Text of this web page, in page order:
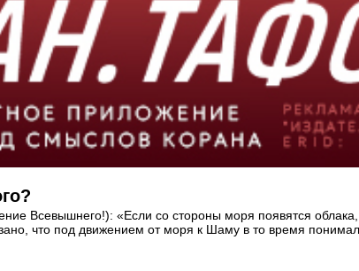
Всевышнего!): «Если со стороны моря появятся облака,
что под движением от моря к Шаму в то время